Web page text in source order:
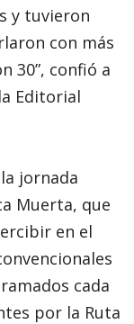
y tuvieron
con más
30”, confió a
Editorial
jornada
Muerta, que
en el
cada
por la Ruta